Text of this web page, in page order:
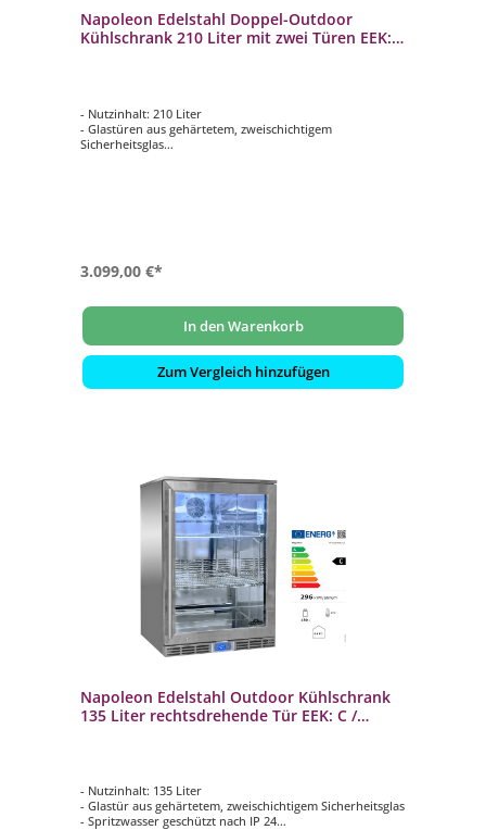
Napoleon Edelstahl Doppel-Outdoor
Kühlschrank 210 Liter mit zwei Türen EEK:
- Nutzinhalt: 210 Liter
- Glastüren aus gehärtetem, zweischichtigem
Sicherheitsglas
3.099,00 €*
In den Warenkorb
Zum Vergleich hinzufügen
Napoleon Edelstahl Outdoor Kühlschrank
135 Liter rechtsdrehende Tür EEK: C /
- Nutzinhalt: 135 Liter
- Glastür aus gehärtetem, zweischichtigem Sicherheitsglas
- Spritzwasser geschützt nach IP 24